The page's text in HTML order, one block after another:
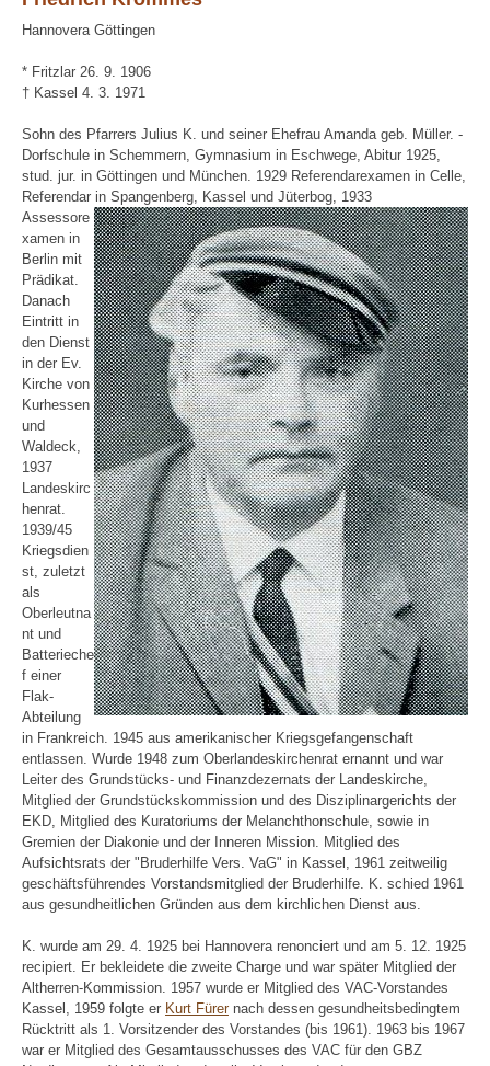
Hannovera Göttingen
* Fritzlar 26. 9. 1906
† Kassel 4. 3. 1971
Sohn des Pfarrers Julius K. und seiner Ehefrau Amanda geb. Müller. -
Dorfschule in Schemmern, Gymnasium in Eschwege, Abitur 1925,
stud. jur. in Göttingen und München. 1929 Referendarexamen in Celle,
Referendar in Spangenberg, Kassel und Jüterbog, 1933
Assessore
xamen in
Berlin mit
Prädikat.
Danach
Eintritt in
den Dienst
in der Ev.
Kirche von
Kurhessen
und
Waldeck,
1937
Landeskirc
henrat.
1939/45
Kriegsdien
st, zuletzt
als
Oberleutna
nt und
Batterieche
f einer
Flak-
Abteilung
in Frankreich. 1945 aus amerikanischer Kriegsgefangenschaft
entlassen. Wurde 1948 zum Oberlandeskirchenrat ernannt und war
Leiter des Grundstücks- und Finanzdezernats der Landeskirche,
Mitglied der Grundstückskommission und des Disziplinargerichts der
EKD, Mitglied des Kuratoriums der Melanchthonschule, sowie in
Gremien der Diakonie und der Inneren Mission. Mitglied des
Aufsichtsrats der "Bruderhilfe Vers. VaG" in Kassel, 1961 zeitweilig
geschäftsführendes Vorstandsmitglied der Bruderhilfe. K. schied 1961
aus gesundheitlichen Gründen aus dem kirchlichen Dienst aus.
K. wurde am 29. 4. 1925 bei Hannovera renonciert und am 5. 12. 1925
recipiert. Er bekleidete die zweite Charge und war später Mitglied der
Altherren-Kommission. 1957 wurde er Mitglied des VAC-Vorstandes
Kassel, 1959 folgte er Kurt Fürer nach dessen gesundheitsbedingtem
Rücktritt als 1. Vorsitzender des Vorstandes (bis 1961). 1963 bis 1967
war er Mitglied des Gesamtausschusses des VAC für den GBZ